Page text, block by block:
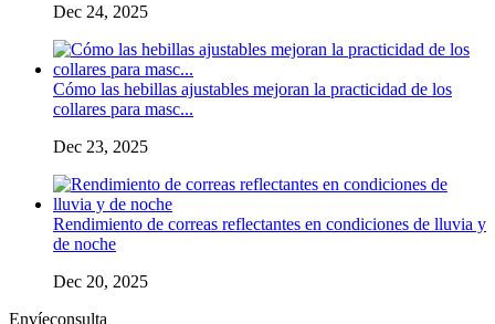
Dec 24, 2025
Cómo las hebillas ajustables mejoran la practicidad de los
collares para masc...
Dec 23, 2025
Rendimiento de correas reflectantes en condiciones de lluvia y
de noche
Dec 20, 2025
Envíeconsulta